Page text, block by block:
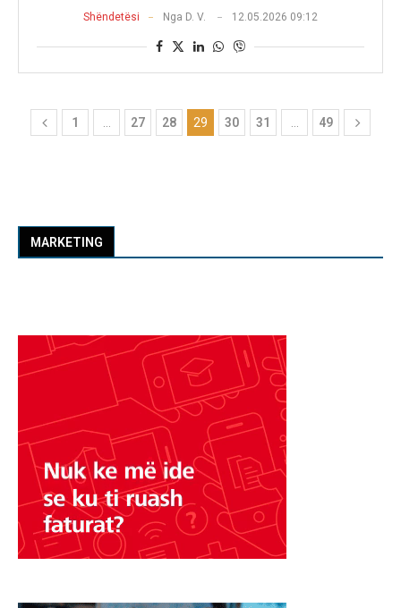
Shëndetësi Nga D. V. 12.05.2026 09:12
1 … 27 28 29 30 31 … 49
MARKETING